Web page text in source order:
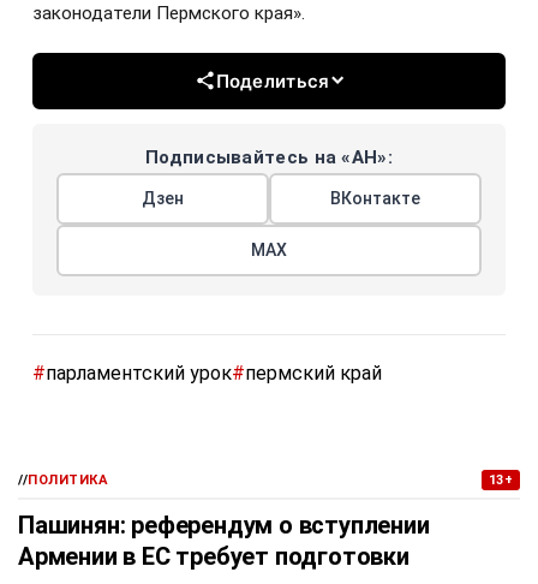
законодатели Пермского края».
Поделиться
Подписывайтесь на «АН»:
Дзен ВКонтакте
МАХ
#парламентский урок#пермский край
//ПОЛИТИКА 13+
Пашинян: референдум о вступлении
Армении в ЕС требует подготовки